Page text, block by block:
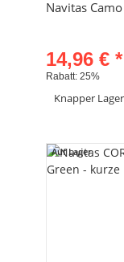
Navitas
14,96 € *
Rabatt: 25%
Knapper
Auf Lager